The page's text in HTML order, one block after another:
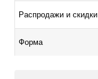
Распродажи и скидки
Форма